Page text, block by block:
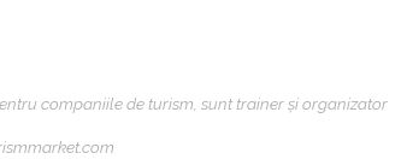
companiile de turism, sunt trainer și organizator